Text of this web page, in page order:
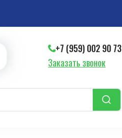
+7 (959) 002 90 73
Заказать звонок